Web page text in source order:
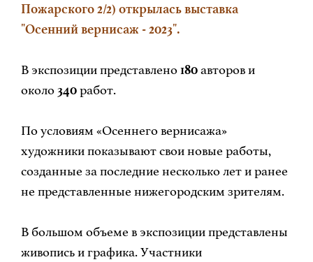
Пожарского 2/2) открылась выставка
"Осенний вернисаж - 2023".
В экспозиции представлено180авторов и
около340работ.
По условиям «Осеннего вернисажа»
художники показывают свои новые работы,
созданные за последние несколько лет и ранее
не представленные нижегородским зрителям.
В большом объеме в экспозиции представлены
живопись и графика. Участники